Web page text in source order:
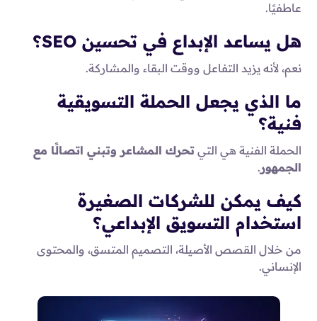
عاطفيًا.
هل يساعد الإبداع في تحسين SEO؟
نعم، لأنه يزيد التفاعل ووقت البقاء والمشاركة.
ما الذي يجعل الحملة التسويقية
فنية؟
الحملة الفنية هي التيتحرك المشاعر وتبني اتصالًا مع
الجمهور.
كيف يمكن للشركات الصغيرة
استخدام التسويق الإبداعي؟
من خلال القصص الأصيلة، التصميم المتسق، والمحتوى
الإنساني.